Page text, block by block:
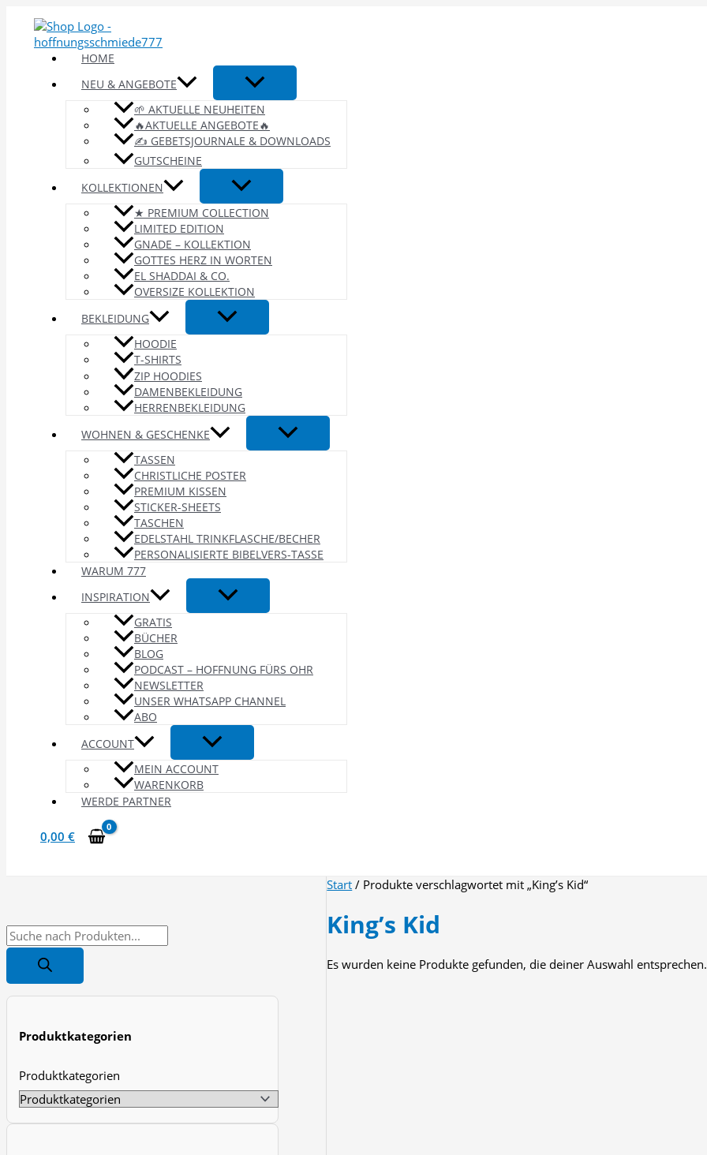
Inhalt
springen
HOME
NEU & ANGEBOTE
🌱 AKTUELLE NEUHEITEN
🔥AKTUELLE ANGEBOTE🔥
✍️ GEBETSJOURNALE & DOWNLOADS
GUTSCHEINE
KOLLEKTIONEN
★ PREMIUM COLLECTION
LIMITED EDITION
GNADE – KOLLEKTION
GOTTES HERZ IN WORTEN
EL SHADDAI & CO.
OVERSIZE KOLLEKTION
BEKLEIDUNG
HOODIE
T-SHIRTS
ZIP HOODIES
DAMENBEKLEIDUNG
HERRENBEKLEIDUNG
WOHNEN & GESCHENKE
TASSEN
CHRISTLICHE POSTER
PREMIUM KISSEN
STICKER-SHEETS
TASCHEN
EDELSTAHL TRINKFLASCHE/BECHER
PERSONALISIERTE BIBELVERS-TASSE
WARUM 777
INSPIRATION
GRATIS
BÜCHER
BLOG
PODCAST – HOFFNUNG FÜRS OHR
NEWSLETTER
UNSER WHATSAPP CHANNEL
ABO
ACCOUNT
MEIN ACCOUNT
WARENKORB
WERDE PARTNER
0,00 €
P
o
s
Produktkategorien
Produktkategorien
Start / Produkte verschlagwortet mit „King’s Kid“
King’s Kid
Es wurden keine Produkte gefunden, die deiner Auswahl entsprechen.